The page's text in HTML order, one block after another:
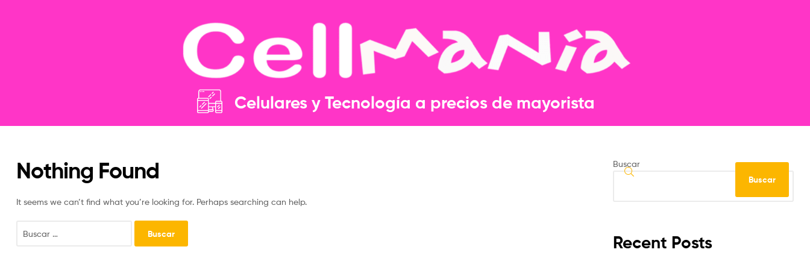
Celulares y Tecnología a precios de mayorista​​
Nothing Found
It seems we can’t find what you’re looking for. Perhaps searching can help.
Buscar
Buscar
Recent Posts